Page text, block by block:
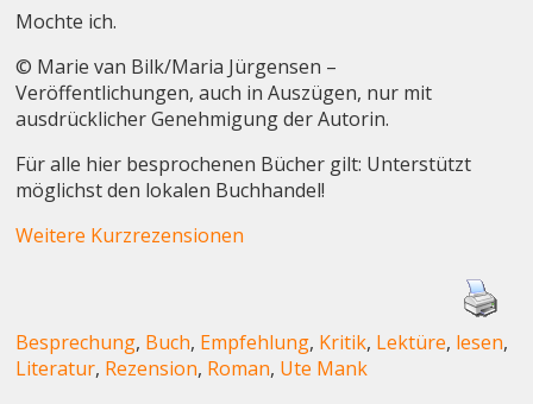
Mochte ich.
© Marie van Bilk/Maria Jürgensen –
Veröffentlichungen, auch in Auszügen, nur mit
ausdrücklicher Genehmigung der Autorin.
Für alle hier besprochenen Bücher gilt: Unterstützt
möglichst den lokalen Buchhandel!
Weitere Kurzrezensionen
Besprechung, Buch, Empfehlung, Kritik, Lektüre, lesen,
Literatur, Rezension, Roman, Ute Mank